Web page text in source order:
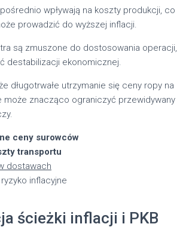
wpływają na koszty produkcji, co
prowadzić do wyższej inflacji.
są zmuszone do dostosowania operacji,
destabilizacji ekonomicznej.
długotrwałe utrzymanie się ceny ropy na
może znacząco ograniczyć przewidywany
ceny surowców
transportu
dostawach
inflacyjne
ścieżki inflacji i PKB